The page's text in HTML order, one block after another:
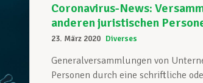
Coronavirus-News:
anderen juristischen
23. März 2020 Diverses
Generalversammlungen von
Personen durch eine schriftliche